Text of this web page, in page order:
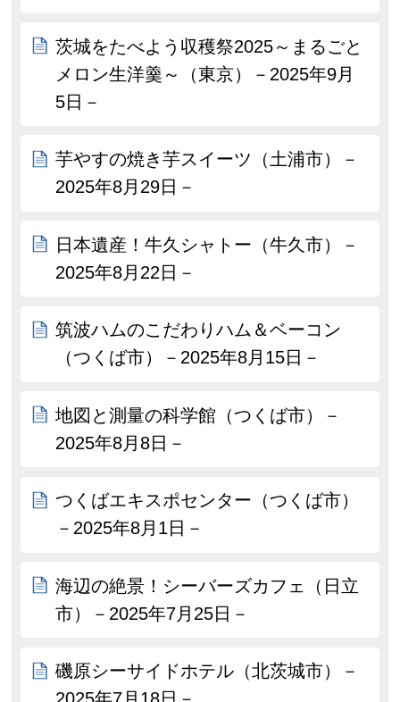
茨城をたべよう収穫祭2025～まるごと
メロン生洋羹～（東京）－2025年9月
5日－
芋やすの焼き芋スイーツ（土浦市）－
2025年8月29日－
日本遺産！牛久シャトー（牛久市）－
2025年8月22日－
筑波ハムのこだわりハム＆ベーコン
（つくば市）－2025年8月15日－
地図と測量の科学館（つくば市）－
2025年8月8日－
つくばエキスポセンター（つくば市）
－2025年8月1日－
海辺の絶景！シーバーズカフェ（日立
市）－2025年7月25日－
磯原シーサイドホテル（北茨城市）－